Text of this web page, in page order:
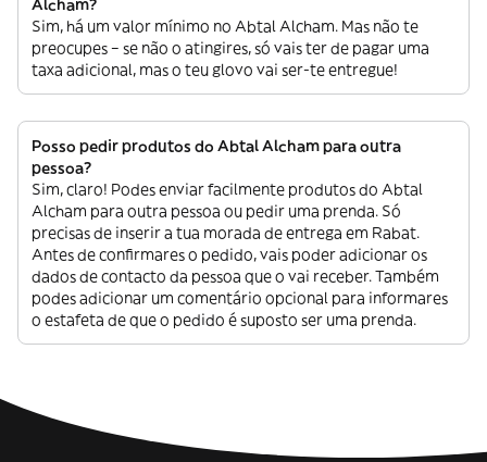
Alcham?
Sim, há um valor mínimo no Abtal Alcham. Mas não te
preocupes – se não o atingires, só vais ter de pagar uma
taxa adicional, mas o teu glovo vai ser-te entregue!
Posso pedir produtos do Abtal Alcham para outra
pessoa?
Sim, claro! Podes enviar facilmente produtos do Abtal
Alcham para outra pessoa ou pedir uma prenda. Só
precisas de inserir a tua morada de entrega em Rabat.
Antes de confirmares o pedido, vais poder adicionar os
dados de contacto da pessoa que o vai receber. Também
podes adicionar um comentário opcional para informares
o estafeta de que o pedido é suposto ser uma prenda.